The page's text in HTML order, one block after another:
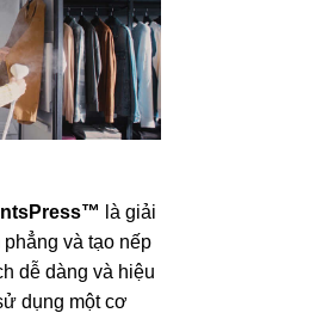
là giải
và tạo nếp
dễ dàng và hiệu
dụng một cơ